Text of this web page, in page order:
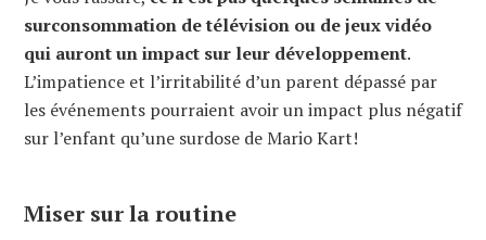
surconsommation de télévision ou de jeux vidéo
qui auront un impact sur leur développement.
L’impatience et l’irritabilité d’un parent dépassé par
les événements pourraient avoir un impact plus négatif
sur l’enfant qu’une surdose de Mario Kart!
Miser sur la routine